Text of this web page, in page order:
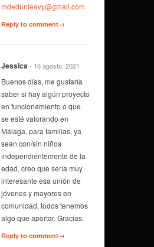
mdedunleavy@gmail.com
Reply to comment→
Jessica- 16 agosto, 2021
Buenos días, me gustaría
saber si hay algún proyecto
en funcionamiento o que
se esté valorando en
Málaga, para familias, ya
sean con/sin niños
independientemente de la
edad, creo que sería muy
interesante esa unión de
jóvenes y mayores en
comunidad, todos tenemos
algo que aportar. Gracias.
Reply to comment→